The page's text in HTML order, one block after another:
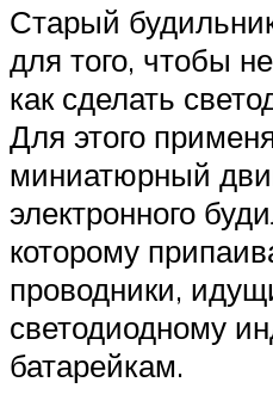
Старый
для того, чтобы
как сделать
Для этого
миниатюрный
электронного
которому
проводники,
светодиодному
батарейкам.